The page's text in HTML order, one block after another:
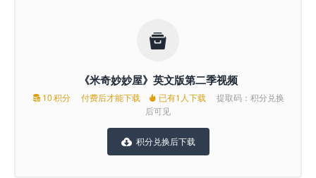

《米奇妙妙屋》英文版第二季视频
 10积分 付费后才能下载  已有1人下载
提取码：积分兑换
后可见
积分兑换后下载